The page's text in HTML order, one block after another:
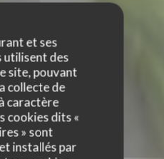
et ses
utilisent des
site, pouvant
collecte de
caractère
cookies dits «
» sont
installés par